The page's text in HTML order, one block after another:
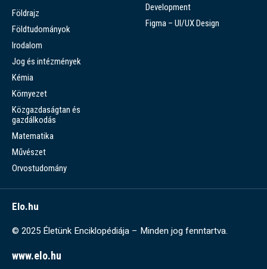
Földrajz
Földtudományok
Irodalom
Jog és intézmények
Kémia
Környezet
Közgazdaságtan és
gazdálkodás
Matematika
Művészet
Orvostudomány
Development
Figma – UI/UX Design
Elo.hu
© 2025 Életünk Enciklopédiája – Minden jog fenntartva.
www.elo.hu